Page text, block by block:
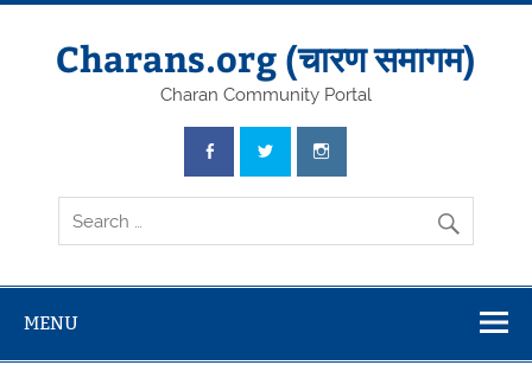
Skip
Charans.org (चारण समागम)
Charan Community Portal
MENU